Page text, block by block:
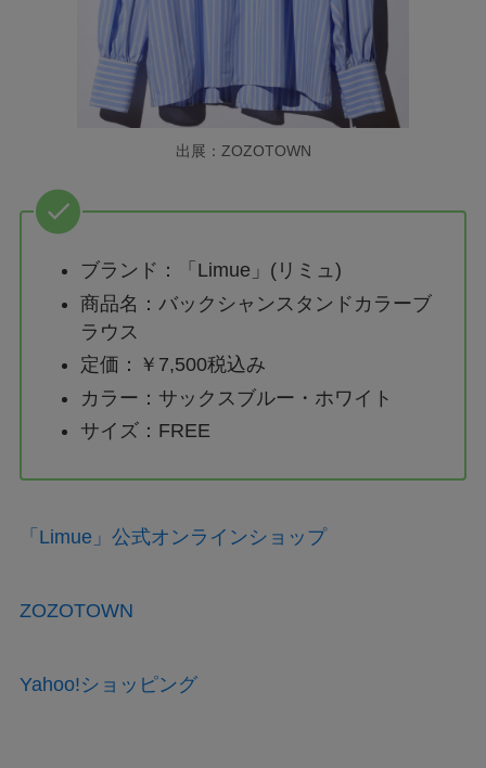
出展：ZOZOTOWN
ブランド：「Limue」(リミュ)
商品名：バックシャンスタンドカラーブ
ラウス
定価：￥7,500税込み
カラー：サックスブルー・ホワイト
サイズ：FREE
「Limue」公式オンラインショップ
ZOZOTOWN
Yahoo!ショッピング